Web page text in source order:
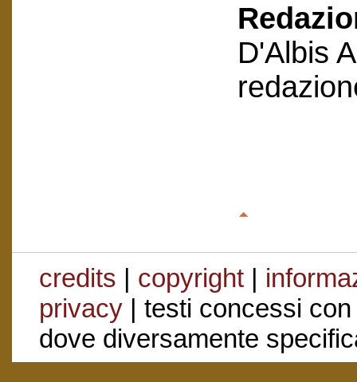
D'Albis
credits | copyright|
privacy| testi concessi
dove diversamente